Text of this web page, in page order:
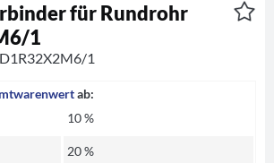
für Rundrohr
1
1
ab:
10 %
20 %